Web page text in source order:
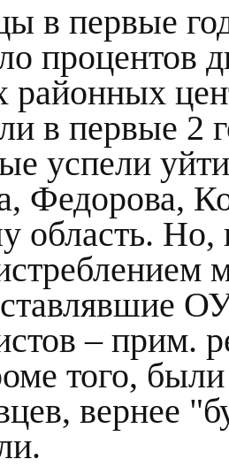
в первые
процентов
районных
в первые 2
успели
Федорова,
область. Но,
– прим.
того,
вернее